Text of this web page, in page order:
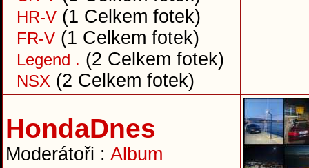
HR-V (1 Celkem fotek)
FR-V (1 Celkem fotek)
Legend . (2 Celkem fotek)
NSX (2 Celkem fotek)
HondaDnes
Moderátoři : Album